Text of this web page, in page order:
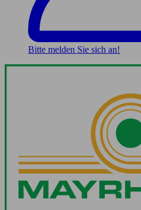
Bitte melden Sie sich an!